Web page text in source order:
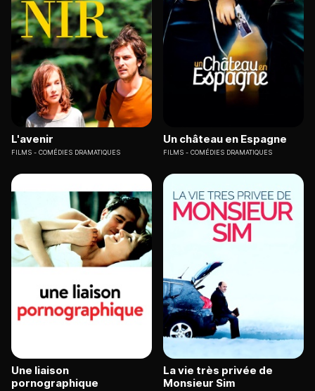
L'avenir
FILMS COMÉDIES DRAMATIQUES
Un château en Espagne
FILMS COMÉDIES DRAMATIQUES
Une liaison
pornographique
La vie très privée de
Monsieur Sim